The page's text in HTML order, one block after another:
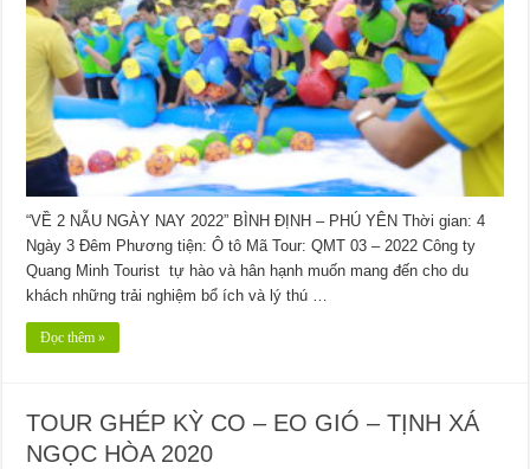
“VỀ 2 NẪU NGÀY NAY 2022” BÌNH ĐỊNH – PHÚ YÊN Thời gian: 4
Ngày 3 Đêm Phương tiện: Ô tô Mã Tour: QMT 03 – 2022 Công ty
Quang Minh Tourist tự hào và hân hạnh muốn mang đến cho du
khách những trải nghiệm bổ ích và lý thú …
Đọc thêm »
TOUR GHÉP KỲ CO – EO GIÓ – TỊNH XÁ
NGỌC HÒA 2020